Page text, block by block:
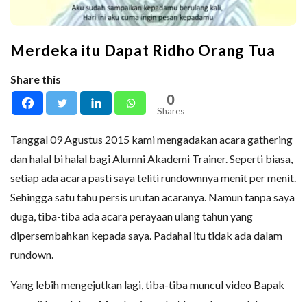
Merdeka itu Dapat Ridho Orang Tua
Share this
0
Shares
Tanggal 09 Agustus 2015 kami mengadakan acara gathering
dan halal bi halal bagi Alumni Akademi Trainer. Seperti biasa,
setiap ada acara pasti saya teliti rundownnya menit per menit.
Sehingga satu tahu persis urutan acaranya. Namun tanpa saya
duga, tiba-tiba ada acara perayaan ulang tahun yang
dipersembahkan kepada saya. Padahal itu tidak ada dalam
rundown.
Yang lebih mengejutkan lagi, tiba-tiba muncul video Bapak